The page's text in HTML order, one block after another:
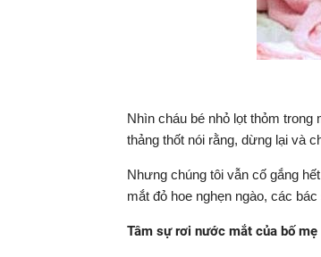
Nhìn cháu bé nhỏ lọt thỏm
thảng thốt nói rằng, dừng lại và
Nhưng chúng tôi vẫn cố gắng
mắt đỏ hoe nghẹn ngào, các
Tâm sự rơi nước mắt của bố